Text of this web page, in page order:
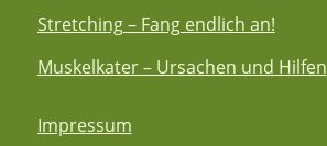
Stretching – Fang endlich an!
Muskelkater – Ursachen und Hilfen
Impressum